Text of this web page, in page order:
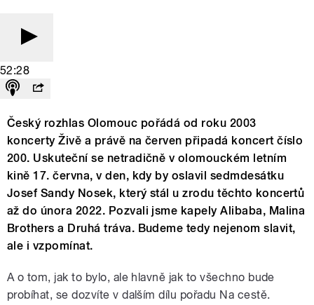
52:28
Český rozhlas Olomouc pořádá od roku 2003
koncerty Živě a právě na červen připadá koncert číslo
200. Uskuteční se netradičně v olomouckém letním
kině 17. června, v den, kdy by oslavil sedmdesátku
Josef Sandy Nosek, který stál u zrodu těchto koncertů
až do února 2022. Pozvali jsme kapely Alibaba, Malina
Brothers a Druhá tráva. Budeme tedy nejenom slavit,
ale i vzpomínat.
A o tom, jak to bylo, ale hlavně jak to všechno bude
probíhat, se dozvíte v dalším dílu pořadu Na cestě.